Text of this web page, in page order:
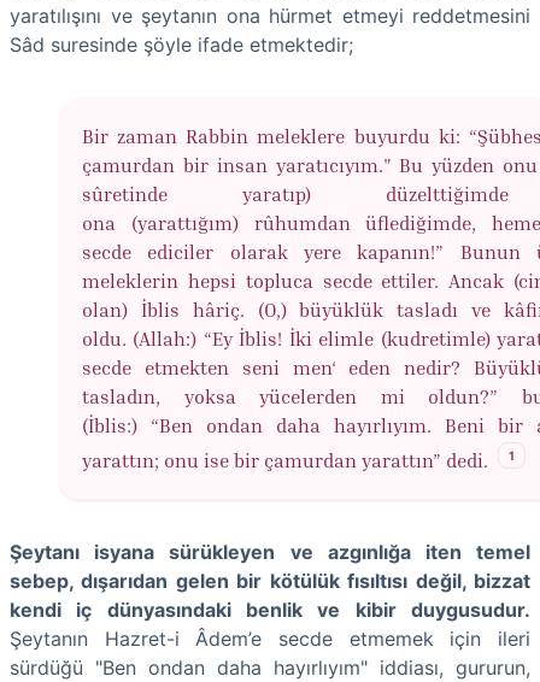
yaratılışını ve şeytanın ona hürmet etmeyi reddetmesini
Sâd suresinde şöyle ifade etmektedir;
Bir zaman Rabbin meleklere buyurdu ki:
çamurdan bir insan yaratıcıyım." Bu yüzden
sûretinde yaratıp)
ona (yarattığım) rûhumdan üflediğimde,
secde ediciler olarak yere kapanın!” Bunun
meleklerin hepsi topluca secde ettiler. Ancak
olan) İblis hâriç. (O,) büyüklük tasladı ve
oldu. (Allah:) “Ey İblis! İki elimle (kudretimle)
secde etmekten seni men‘ eden nedir?
tasladın, yoksa yücelerden mi oldun?”
(İblis:) “Ben ondan daha hayırlıyım. Beni bir
yarattın; onu ise bir çamurdan yarattın” dedi.
1
Şeytanı isyana sürükleyen ve azgınlığa iten temel
sebep, dışarıdan gelen bir kötülük fısıltısı değil, bizzat
kendi iç dünyasındaki benlik ve kibir duygusudur.
Şeytanın Hazret-i Âdem’e secde etmemek için ileri
sürdüğü "Ben ondan daha hayırlıyım" iddiası, gururun,